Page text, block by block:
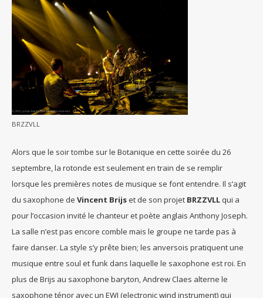
BRZZVLL
Alors que le soir tombe sur le Botanique en cette soirée du 26
septembre, la rotonde est seulement en train de se remplir
lorsque les premières notes de musique se font entendre. Il s’agit
du saxophone de Vincent Brijs et de son projet BRZZVLL qui a
pour l’occasion invité le chanteur et poète anglais Anthony Joseph.
La salle n’est pas encore comble mais le groupe ne tarde pas à
faire danser. La style s’y prête bien; les anversois pratiquent une
musique entre soul et funk dans laquelle le saxophone est roi. En
plus de Brijs au saxophone baryton, Andrew Claes alterne le
saxophone ténor avec un EWI (electronic wind instrument) qui